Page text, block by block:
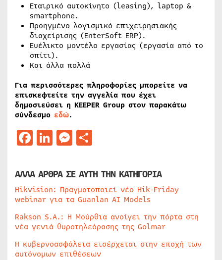
Εταιρικό αυτοκίνητο (leasing), laptop &
smartphone.
Προηγμένο λογισμικό επιχειρησιακής
διαχείρισης (EnterSoft ERP).
Ευέλικτο μοντέλο εργασίας (εργασία από το
σπίτι).
Και άλλα πολλά
Για περισσότερες πληροφορίες μπορείτε να
επισκεφτείτε την αγγελία που έχει
δημοσιεύσει η KEEPER Group στον παρακάτω
σύνδεσμο εδώ.
Facebook
LinkedIn
Messenger
ΑΛΛΑ ΑΡΘΡΑ ΣΕ ΑΥΤΗ ΤΗΝ ΚΑΤΗΓΟΡΙΑ
Hikvision: Πραγματοποιεί νέο Hik-Friday
webinar για τα Guanlan AI Models
Rakson S.A.: Η Μούρθια ανοίγει την πόρτα στη
νέα γενιά θυροτηλεόρασης της Golmar
Η κυβερνοασφάλεια εισέρχεται στην εποχή των
αυτόνομων επιθέσεων